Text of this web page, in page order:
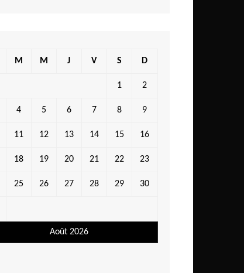
Août 2026
M M J V S D
1 2
4 5 6 7 8 9
11 12 13 14 15 16
18 19 20 21 22 23
25 26 27 28 29 30